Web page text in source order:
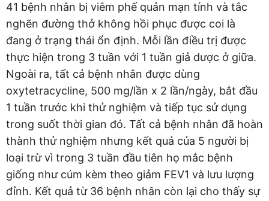
41 bệnh nhân bị viêm phế quản mạn tính và tắc
nghẽn đường thở không hồi phục được coi là
đang ở trạng thái ổn định. Mỗi lần điều trị được
thực hiện trong 3 tuần với 1 tuần giả dược ở giữa.
Ngoài ra, tất cả bệnh nhân được dùng
oxytetracycline, 500 mg/lần x 2 lần/ngày, bắt đầu
1 tuần trước khi thử nghiệm và tiếp tục sử dụng
trong suốt thời gian đó. Tất cả bệnh nhân đã hoàn
thành thử nghiệm nhưng kết quả của 5 người bị
loại trừ vì trong 3 tuần đầu tiên họ mắc bệnh
giống như cúm kèm theo giảm FEV1 và lưu lượng
đỉnh. Kết quả từ 36 bệnh nhân còn lại cho thấy sự